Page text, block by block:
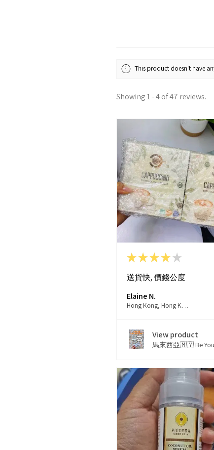
This product doesn't have
Showing 1 - 4 of 47 reviews.
★★★★ ★
送貨快, 價錢公度
Elaine N.
Hong Kong, Hong Kong
View product
馬來西亞🇲🇾 Be